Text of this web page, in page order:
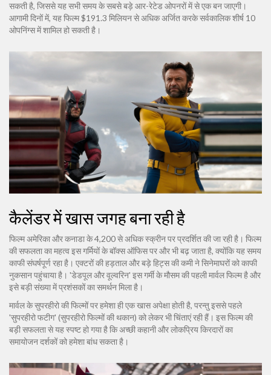
सकती है, जिससे यह सभी समय के सबसे बड़े आर-रेटेड ओपनरों में से एक बन जाएगी।
आगामी दिनों में, यह फिल्म $191.3 मिलियन से अधिक अर्जित करके सर्वकालिक शीर्ष 10
ओपनिंग्स में शामिल हो सकती है।
कैलेंडर में खास जगह बना रही है
फिल्म अमेरिका और कनाडा के 4,200 से अधिक स्क्रीन पर प्रदर्शित की जा रही है। फिल्म
की सफलता का महत्व इस गर्मियों के बॉक्स ऑफिस पर और भी बढ़ जाता है, क्योंकि यह समय
काफी संघर्षपूर्ण रहा है। एक्टरों की हड़ताल और बड़े हिट्स की कमी ने सिनेमाघरों को काफी
नुकसान पहुंचाया है। 'डेडपूल और वूल्वरिन' इस गर्मी के मौसम की पहली मार्वल फिल्म है और
इसे बड़ी संख्या में प्रशंसकों का समर्थन मिला है।
मार्वल के सुपरहीरो की फिल्मों पर हमेशा ही एक खास अपेक्षा होती है, परन्तु इससे पहले
'सुपरहीरो फटीग' (सुपरहीरो फिल्मों की थकान) को लेकर भी चिंताएं रही हैं। इस फिल्म की
बड़ी सफलता से यह स्पष्ट हो गया है कि अच्छी कहानी और लोकप्रिय किरदारों का
समायोजन दर्शकों को हमेशा बांध सकता है।